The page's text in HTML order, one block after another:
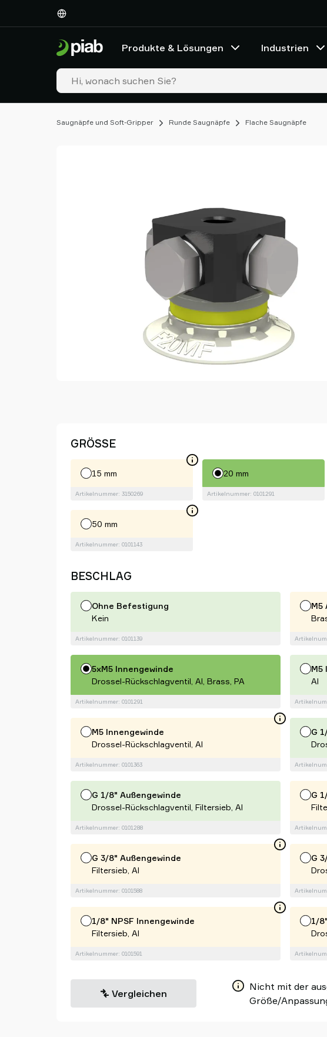
Produkte & Lösungen Industrien
Saugnäpfe und Soft-Gripper Runde Saugnäpfe Flache Saugnäpfe
GRÖSSE
15 mm
Artikelnummer: 3150269
20 mm
Artikelnummer: 0101291
50 mm
Artikelnummer: 0101143
BESCHLAG
Ohne Befestigung
Kein
Artikelnummer: 0101139
M5
5xM5 Innengewinde
Drossel-Rückschlagventil, Al, Brass, PA
Artikelnummer: 0101291
M5
Al
M5 Innengewinde
Drossel-Rückschlagventil, Al
Artikelnummer: 0101363
G
G 1/8" Außengewinde
Drossel-Rückschlagventil, Filtersieb, Al
Artikelnummer: 0101288
G
G 3/8" Außengewinde
Filtersieb, Al
Artikelnummer: 0101588
G
1/8" NPSF Innengewinde
Filtersieb, Al
Artikelnummer: 0101591
1/
Vergleichen
Nicht mit der
Größe/
Produkte
Industrien
Technologien
Ressourcen